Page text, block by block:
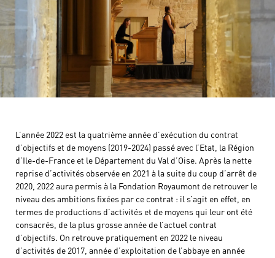
L’année 2022 est la quatrième année d’exécution du contrat
d’objectifs et de moyens (2019-2024) passé avec l’Etat, la Région
d’Ile-de-France et le Département du Val d’Oise. Après la nette
reprise d’activités observée en 2021 à la suite du coup d’arrêt de
2020, 2022 aura permis à la Fondation Royaumont de retrouver le
niveau des ambitions fixées par ce contrat : il s’agit en effet, en
termes de productions d’activités et de moyens qui leur ont été
consacrés, de la plus grosse année de l’actuel contrat
d’objectifs. On retrouve pratiquement en 2022 le niveau
d’activités de 2017, année d’exploitation de l’abbaye en année